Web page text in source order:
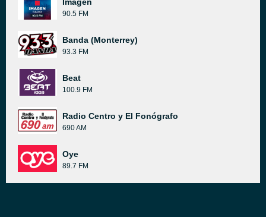
90.5 FM
Banda (Monterrey)
93.3 FM
Beat
100.9 FM
Radio Centro y El Fonógrafo
690 AM
Oye
89.7 FM